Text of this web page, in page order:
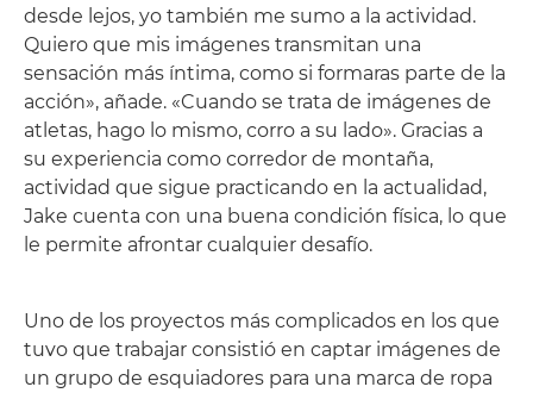
desde lejos, yo también me sumo a la actividad.
Quiero que mis imágenes transmitan una
sensación más íntima, como si formaras parte de la
acción», añade. «Cuando se trata de imágenes de
atletas, hago lo mismo, corro a su lado». Gracias a
su experiencia como corredor de montaña,
actividad que sigue practicando en la actualidad,
Jake cuenta con una buena condición física, lo que
le permite afrontar cualquier desafío.
Uno de los proyectos más complicados en los que
tuvo que trabajar consistió en captar imágenes de
un grupo de esquiadores para una marca de ropa